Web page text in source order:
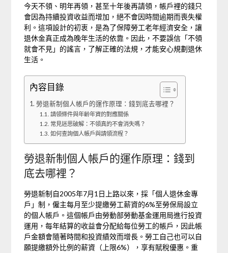
今天不領、明年再領，甚至十年後再請領，帳戶裡的錢只
會因為持續投資收益而增加，絕不會因時間逾期而喪失權
利。這項設計的初衷，是為了保障勞工老年經濟安全，讓
退休金真正成為晚年生活的依靠。因此，不要誤信「不領
就會不見」的謠言，了解正確的法規，才能安心規劃退休
生活。
內容目錄
勞退新制個人帳戶的運作原理：錢到底去哪裡？
請領條件與年齡年資的對應關係
常見迷思破解：不領真的不會消失嗎？
如何查詢個人帳戶與請領流程？
勞退新制個人帳戶的運作原理：錢到
底去哪裡？
勞退新制自2005年7月1日上路以來，採「個人退休金專
戶」制，僱主每月至少提繳勞工薪資的6%至勞保局設立
的個人帳戶。這個帳戶由勞動部勞動基金運用局進行投資
運用，每年結算的收益會分配給每位勞工的帳戶，因此帳
戶金額會隨著時間和投資績效而增長。勞工自己也可以自
願提繳額外比例的薪資（上限6%），享有賦稅優惠。重